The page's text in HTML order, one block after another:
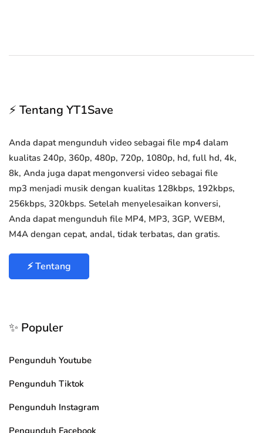
⚡ Tentang YT1Save
Anda dapat mengunduh video sebagai file mp4 dalam
kualitas 240p, 360p, 480p, 720p, 1080p, hd, full hd, 4k,
8k, Anda juga dapat mengonversi video sebagai file
mp3 menjadi musik dengan kualitas 128kbps, 192kbps,
256kbps, 320kbps. Setelah menyelesaikan konversi,
Anda dapat mengunduh file MP4, MP3, 3GP, WEBM,
M4A dengan cepat, andal, tidak terbatas, dan gratis.
⚡ Tentang
✨ Populer
Pengunduh Youtube
Pengunduh Tiktok
Pengunduh Instagram